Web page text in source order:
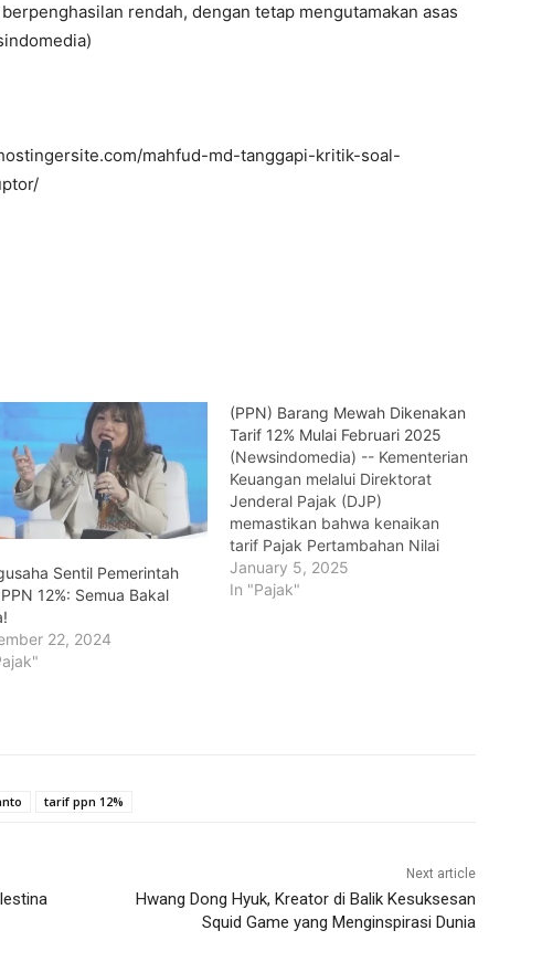
rendah, dengan tetap mengutamakan asas
mahfud-md-tanggapi-kritik-soal-
Sentil Pemerintah
12%: Semua Bakal
22, 2024
(PPN) Barang Mewah Dikenakan
Tarif 12% Mulai Februari 2025
(Newsindomedia) -- Kementerian
Keuangan melalui Direktorat
Jenderal Pajak (DJP)
memastikan bahwa kenaikan
tarif Pajak Pertambahan Nilai
(PPN) menjadi 12 persen hanya
akan berlaku untuk barang-
January 5, 2025
In "Pajak"
tarif ppn 12%
Next article
Hwang Dong Hyuk, Kreator di Balik Kesuksesan
Squid Game yang Menginspirasi Dunia